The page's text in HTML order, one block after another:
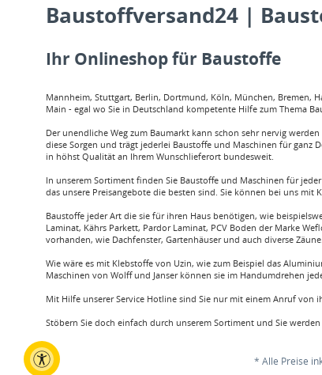
Baustoffversand24 |
Ihr Onlineshop für Baustoffe
Mannheim, Stuttgart, Berlin, Dortmund, Köln, München, Bremen,
Main - egal wo Sie in Deutschland kompetente Hilfe zum Thema
Der unendliche Weg zum Baumarkt kann schon sehr nervig
diese Sorgen und trägt jederlei Baustoffe und Maschinen für ganz
in höhst Qualität an Ihrem Wunschlieferort bundesweit.
In unserem Sortiment finden Sie Baustoffe und Maschinen für
das unsere Preisangebote die besten sind. Sie können bei uns
Baustoffe jeder Art die sie für ihren Haus benötigen, wie
Laminat, Kährs Parkett, Pardor Laminat, PCV Boden der Marke
vorhanden, wie Dachfenster, Gartenhäuser und auch diverse Zäune.
Wie wäre es mit Klebstoffe von Uzin, wie zum Beispiel das
Maschinen von Wolff und Janser können sie im Handumdrehen
Mit Hilfe unserer Service Hotline sind Sie nur mit einem Anruf
Stöbern Sie doch einfach durch unserem Sortiment und Sie
* Alle Preise